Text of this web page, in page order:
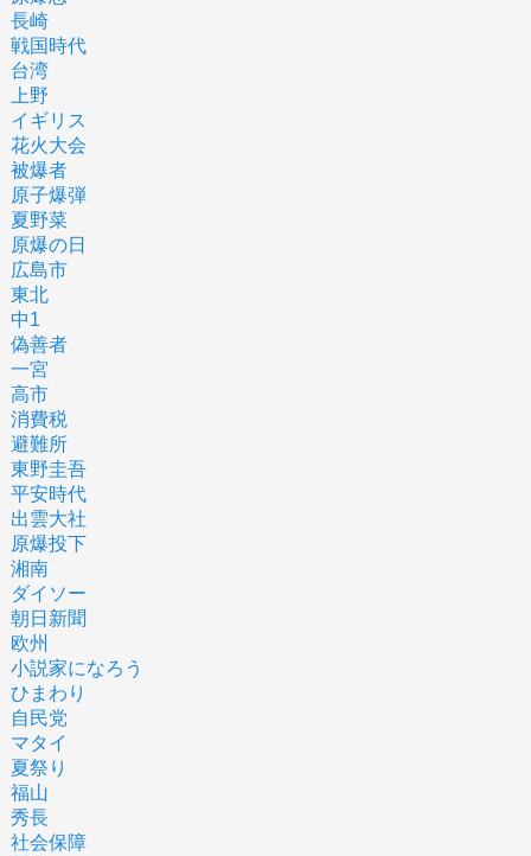
長崎
戦国時代
台湾
上野
イギリス
花火大会
被爆者
原子爆弾
夏野菜
原爆の日
広島市
東北
中1
偽善者
一宮
高市
消費税
避難所
東野圭吾
平安時代
出雲大社
原爆投下
湘南
ダイソー
朝日新聞
欧州
小説家になろう
ひまわり
自民党
マタイ
夏祭り
福山
秀長
社会保障